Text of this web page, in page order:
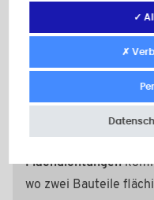
Unterlegscheiben
technischen
zuverlässige
schützen Rohr- oder
Eindringen von
Flachdichtungen
wo zwei Bauteile
✓
✗